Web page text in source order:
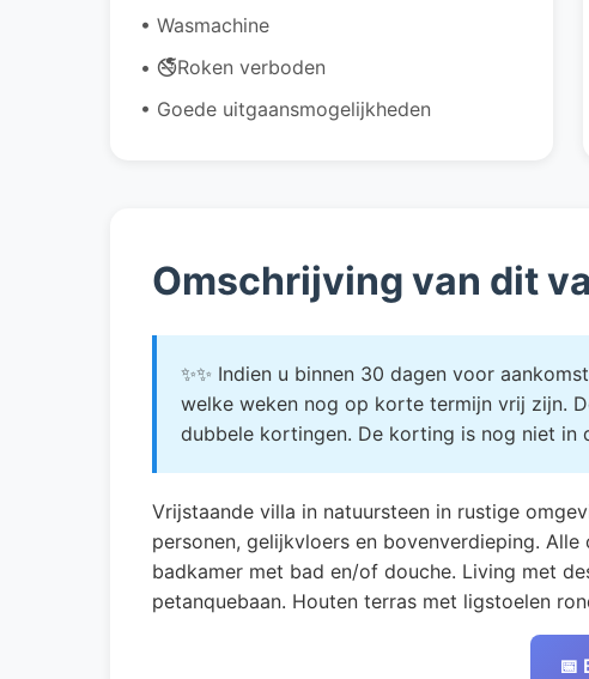
• Wasmachine
• 🚭Roken verboden
• Goede uitgaansmogelijkheden
Omschrijving van dit
✨✨ Indien u binnen 30 dagen voor
welke weken nog op korte termijn vrij zijn.
dubbele kortingen. De korting is nog niet in
Vrijstaande villa in natuursteen in rustige
personen, gelijkvloers en bovenverdieping.
badkamer met bad en/of douche. Living met
petanquebaan. Houten terras met ligstoelen
📅